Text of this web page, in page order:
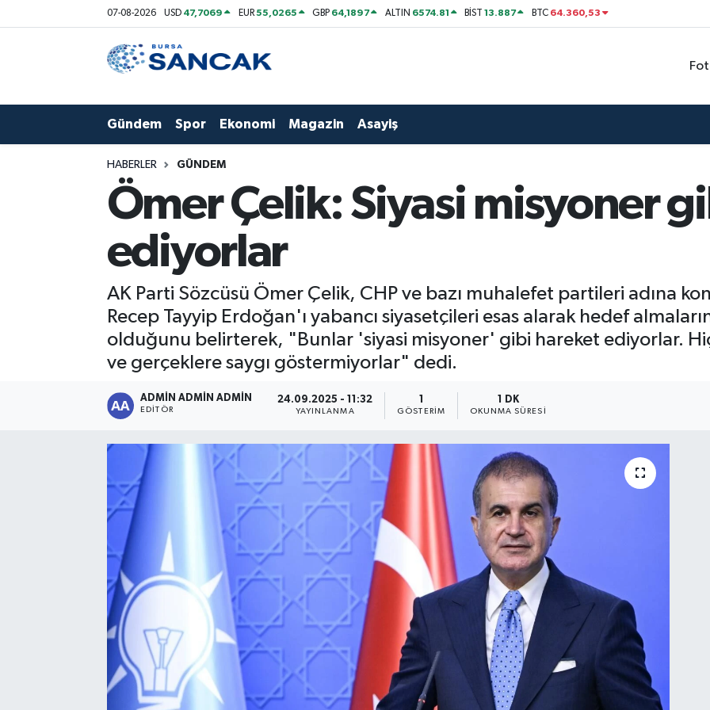
07-08-2026 USD 47,7069 EUR55,0265 GBP 64,1897 ALTIN 6574.81 BİST13.887 BTC 64.360,53
Gündem Spor Ekonomi Magazin Asayiş
HABERLER GÜNDEM
Ömer Çelik: Siyasi misyoner
ediyorlar
AK Parti Sözcüsü Ömer Çelik, CHP ve bazı muhalefet partileri adına
Recep Tayyip Erdoğan'ı yabancı siyasetçileri esas alarak hedef
olduğunu belirterek, "Bunlar 'siyasi misyoner' gibi hareket ediyorlar.
ve gerçeklere saygı göstermiyorlar" dedi.
ADMİN ADMİN ADMİN
EDITÖR
24.09.2025 - 11:32
YAYINLANMA GÖSTERIM
1 DK
OKUNMA SÜRESI
Hava Durumu
Tüm Manşetler
Son Dakika Haberleri
Haber Arşivi